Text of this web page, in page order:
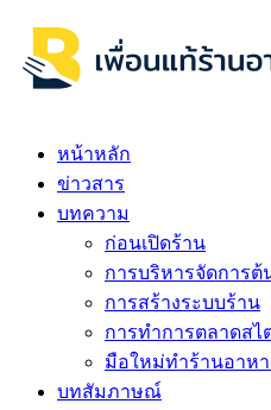
หน้าหลัก
ข่าวสาร
บทความ
ก่อนเปิดร้าน
การบริหารจัดการ
การสร้างระบบร้าน
การทำการตลาดสไ
มือใหม่ทำร้านอาหา
บทสัมภาษณ์